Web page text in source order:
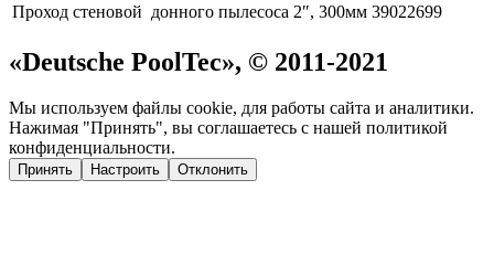
Проход стеновой донного пылесоса 2″, 300мм 39022699
«Deutsche PoolTec», © 2011-2021
Мы используем файлы cookie, для работы сайта и аналитики.
Нажимая "Принять", вы соглашаетесь с нашей политикой
конфиденциальности.
Принять Настроить Отклонить